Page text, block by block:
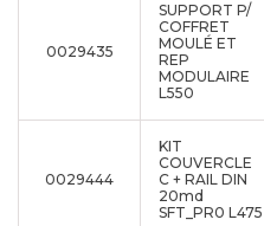
0029435
SUPPORT P/
COFFRET
MOULÉ ET
REP
MODULAIRE
L550
0029444
KIT
COUVERCLE
C + RAIL DIN
20md
SFT_PR0 L475